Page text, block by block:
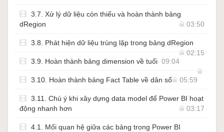
3.7. Xử lý dữ liệu còn thiếu và hoàn thành bảng
dRegion
03:50
3.8. Phát hiện dữ liệu trùng lặp trong bảng dRegion
02:15
3.9. Hoàn thành bảng dimension về tuổi 09:04
3.10. Hoàn thành bảng Fact Table về dân số 05:59
3.11. Chú ý khi xây dựng data model để Power BI hoạt
động nhanh hơn
03:17
4.1. Mối quan hệ giữa các bảng trong Power BI